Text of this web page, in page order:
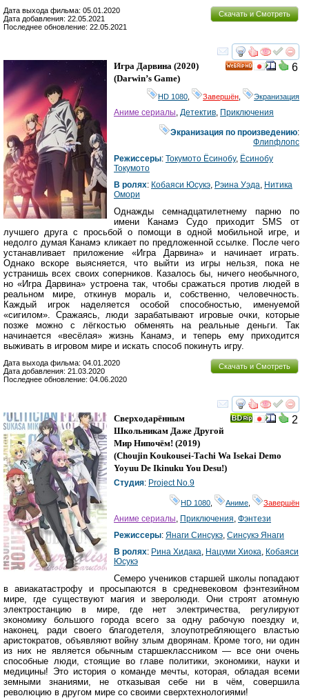
Скачать и Смотреть
Дата выхода фильма: 05.01.2020
Дата добавления: 22.05.2021
Последнее обновление: 22.05.2021
смотреть
6
Игра Дарвина (2020)
(Darwin’s Game)
HD 1080 Завершён Экранизация
Аниме сериалы, Детектив, Приключения
Экранизация по произведению:
Флипфлопс
Режиссеры: Токумото Ёсинобу, Ёсинобу
Токумото
В ролях: Кобаяси Юсукэ, Рэина Уэда, Нитика
Омори
Однажды семнадцатилетнему парню по
имени Канамэ Судо приходит SMS от
лучшего друга с просьбой о помощи в одной мобильной игре, и
недолго думая Канамэ кликает по предложенной ссылке. После чего
устанавливает приложение «Игра Дарвина» и начинает играть.
Однако вскоре выясняется, что выйти из игры нельзя, пока не
устранишь всех своих соперников. Казалось бы, ничего необычного,
но «Игра Дарвина» устроена так, чтобы сражаться против людей в
реальном мире, откинув мораль и, собственно, человечность.
Каждый игрок наделяется особой способностью, именуемой
«сигилом». Сражаясь, люди зарабатывают игровые очки, которые
позже можно с лёгкостью обменять на реальные деньги. Так
начинается «весёлая» жизнь Канамэ, и теперь ему приходится
выживать в игровом мире и искать способ покинуть игру.
Скачать и Смотреть
Дата выхода фильма: 04.01.2020
Дата добавления: 21.03.2020
Последнее обновление: 04.06.2020
смотреть
2
Сверходарённым
Школьникам Даже Другой
Мир Нипочём! (2019)
(Choujin Koukousei-Tachi Wa Isekai Demo
Yoyuu De Ikinuku You Desu!)
Студия: Project No.9
HD 1080 Аниме Завершён
Аниме сериалы Приключения Фэнтези
Режиссеры: Янаги Синсукэ Синсукэ Янаги
В ролях: Рина Хидака Нацуми Хиока Кобаяси
Юсукэ
Семеро учеников старшей школы попадают
в авиакатастрофу и просыпаются в средневековом фэнтезийном
мире, где существуют магия и зверолюди. Они строят атомную
электростанцию в мире, где нет электричества, регулируют
экономику большого города всего за одну рабочую поездку и,
наконец, ради своего благодетеля, злоупотребляющего властью
аристократов, объявляют войну злым дворянам. Кроме того, ни один
из них не является обычным старшеклассником — все они очень
способные люди, стоящие во главе политики, экономики, науки и
медицины! Это история о команде мечты, которая, обладая всеми
земными знаниями, не отказывая себе ни в чём, совершила
революцию в другом мире со своими сверхтехнологиями!